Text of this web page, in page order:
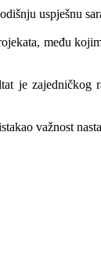
uspješnu
među
je
važnost